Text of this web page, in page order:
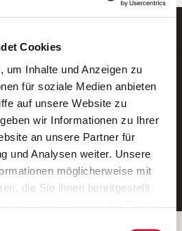
Cookies
um Inhalte und Anzeigen zu
für soziale Medien anbieten
auf unsere Website zu
wir Informationen zu Ihrer
an unsere Partner für
und Analysen weiter. Unsere
möglicherweise mit
die Sie ihnen bereitgestellt
per E-Mail.
Service von AWO
Jobs.
eintragen